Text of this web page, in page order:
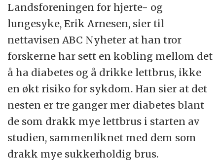
Landsforeningen for hjerte- og
lungesyke, Erik Arnesen, sier til
nettavisen ABC Nyheter at han tror
forskerne har sett en kobling mellom det
å ha diabetes og å drikke lettbrus, ikke
en økt risiko for sykdom. Han sier at det
nesten er tre ganger mer diabetes blant
de som drakk mye lettbrus i starten av
studien, sammenliknet med dem som
drakk mye sukkerholdig brus.